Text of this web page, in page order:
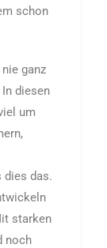
schon
ganz
diesen
um
dies das.
starken
noch